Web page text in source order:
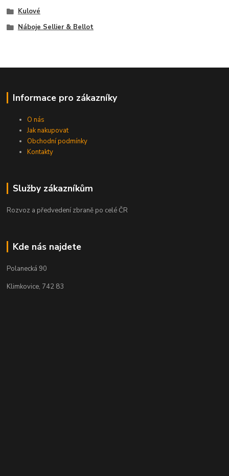
Kulové
Náboje Sellier & Bellot
Informace pro zákazníky
O nás
Jak nakupovat
Obchodní podmínky
Kontakty
Služby zákazníkům
Rozvoz a předvedení zbraně po celé ČR
Kde nás najdete
Polanecká 90
Klimkovice, 742 83